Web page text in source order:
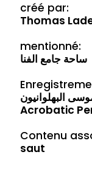
créé par:
Thomas
mentionné:
ساحة جامع الفنا
البهلوانيون,
Acrobatic
Contenu
saut